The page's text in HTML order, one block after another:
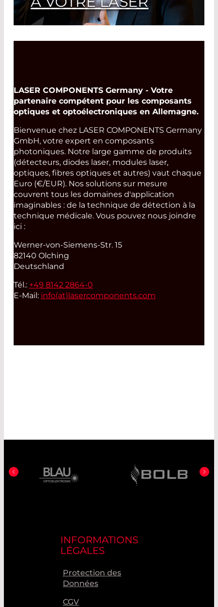
Read More
LASER COMPONENTS Germany - Votre
partenaire compétent pour les composants
optiques et optoélectroniques en Allemagne.
Bienvenue chez LASER COMPONENTS Germany
GmbH, votre expert en composants
photoniques. Notre large gamme de produits
(détecteurs, diodes laser, modules laser,
optiques, fibres optiques et autres) vaut chaque
Euro (€/EUR). Nos solutions sur mesure
couvrent tous les domaines d'application
imaginables : de la technique de détection à la
technique médicale. Vous pouvez nous joindre
ici :
Werner-von-Siemens-Str. 15
82140 Olching
Deutschland
Tél.: +49 8142 2864-0
E-Mail: info(at)lasercomponents.com
INFORMATIONS
LÉGALES
Protection des
Données
CGV